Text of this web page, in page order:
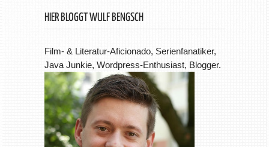
HIER BLOGGT WULF BENGSCH
Film- & Literatur-Aficionado, Serienfanatiker,
Java Junkie, Wordpress-Enthusiast, Blogger.